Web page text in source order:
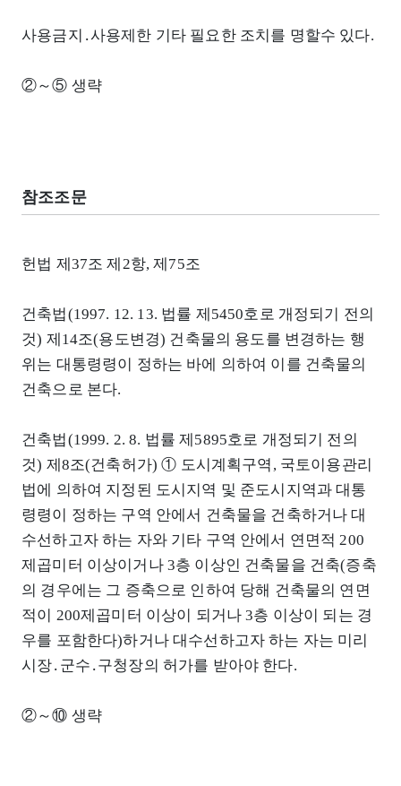
사용금지․사용제한 기타 필요한 조치를 명할수 있다.
②～⑤ 생략
참조조문
헌법 제37조 제2항, 제75조
건축법(1997. 12. 13. 법률 제5450호로 개정되기 전의
것) 제14조(용도변경) 건축물의 용도를 변경하는 행
위는 대통령령이 정하는 바에 의하여 이를 건축물의
건축으로 본다.
건축법(1999. 2. 8. 법률 제5895호로 개정되기 전의
것) 제8조(건축허가) ① 도시계획구역, 국토이용관리
법에 의하여 지정된 도시지역 및 준도시지역과 대통
령령이 정하는 구역 안에서 건축물을 건축하거나 대
수선하고자 하는 자와 기타 구역 안에서 연면적 200
제곱미터 이상이거나 3층 이상인 건축물을 건축(증축
의 경우에는 그 증축으로 인하여 당해 건축물의 연면
적이 200제곱미터 이상이 되거나 3층 이상이 되는 경
우를 포함한다)하거나 대수선하고자 하는 자는 미리
시장․군수․구청장의 허가를 받아야 한다.
②～⑩ 생략